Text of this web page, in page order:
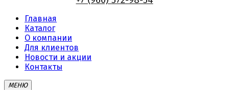
Главная
Каталог
О компании
Для клиентов
Новости и акции
Контакты
МЕНЮ